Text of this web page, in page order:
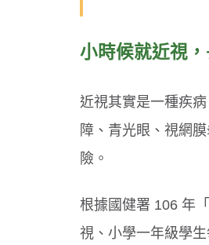
小時候就近視
近視其實是一種疾
障、青光眼、視網
險。
根據國健署 106 年
視、小學一年級學